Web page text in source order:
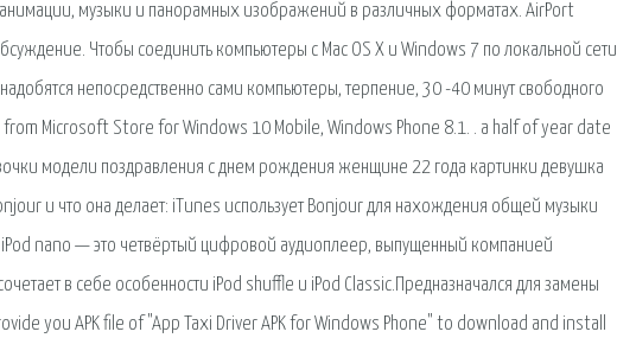
анимации, музыки и панорамных изображений в различных форматах. AirPort
Чтобы соединить компьютеры с Mac OS X и Windows 7 по локальной сети
непосредственно сами компьютеры, терпение, 30 -40 минут свободного
Microsoft Store for Windows 10 Mobile, Windows Phone 8.1. . a half of year date
модели поздравления с днем рождения женщине 22 года картинки девушка
и что она делает: iTunes использует Bonjour для нахождения общей музыки
iPod nano — это четвёртый цифровой аудиоплеер, выпущенный компанией
в себе особенности iPod shuffle и iPod Classic.Предназначался для замены
you APK file of "App Taxi Driver APK for Windows Phone" to download and install